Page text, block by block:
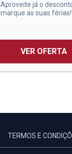
Aproveite já o
marque as suas férias!
VER OFERTA
TERMOS E